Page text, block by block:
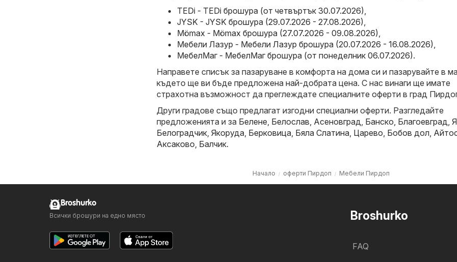
TEDi - TEDi брошура (от четвъртък 30.07.2026)
JYSK - JYSK брошура (29.07.2026 - 27.08.2026)
Mömax - Mömax брошура (27.07.2026 - 09.08.2026)
Мебели Лазур - Мебели Лазур брошура (20.07.2026 - 16.08.2026)
МебелМаг - МебелМаг брошура (от понеделник 06.07.2026).
Направете списък за пазаруване в комфорта на дома си и пазарувайте в
където ще ви бъде предложена най-добрата цена. С нас винаги ще имате
страхотна възможност да преглеждате специалните оферти в град
Други градове също предлагат изгодни специални оферти. Разгледайте
предложенията и за Белене Белослав Асеновград Банско Благоевград
Белоградчик Якоруда Берковица Бяла Слатина Царево Бобов дол
Аксаково Балчик.
Начало оферти Пирдоп Мебели Пирдоп
Broshurko
FAQ
Broshurko
Всички брошури на едно място